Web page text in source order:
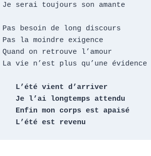
Je serai toujours son amante
Pas besoin de long discours
Pas la moindre exigence
Quand on retrouve l’amour
La vie n’est plus qu’une évidence
   L’été est revenu